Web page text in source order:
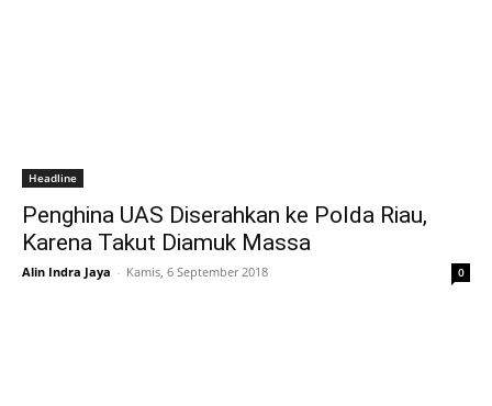
Headline
Penghina UAS Diserahkan ke Polda Riau,
Karena Takut Diamuk Massa
Alin Indra Jaya - Kamis, 6 September 2018 0